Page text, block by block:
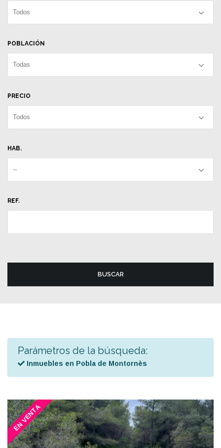
Todos
POBLACIÓN
Todas
PRECIO
Todos
HAB.
--
REF.
BUSCAR
Parámetros de la búsqueda:
Inmuebles en Pobla de Montornès
EN VENTA